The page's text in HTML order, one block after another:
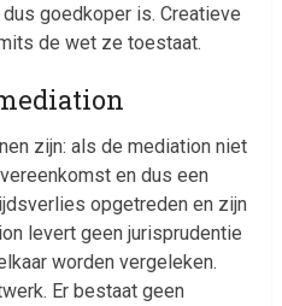
goedkoper is. Creatieve
de wet ze toestaat.
zijn: als de mediation niet
en dus een
opgetreden en zijn
levert geen jurisprudentie
worden vergeleken.
Er bestaat geen